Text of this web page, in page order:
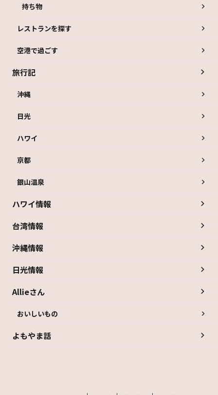
持ち物
レストランを探す
空港で過ごす
旅行記
沖縄
日光
ハワイ
京都
銀山温泉
ハワイ情報
台湾情報
沖縄情報
日光情報
Allieさん
おいしいもの
よもやま話